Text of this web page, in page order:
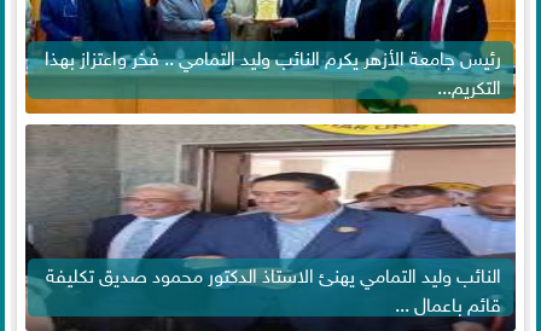
رئيس جامعة الأزهر يكرم النائب وليد التمامي .. فخر واعتزاز بهذا
التكريم...
النائب وليد التمامي يهنئ الاستاذ الدكتور محمود صديق تكليفة
قائم باعمال ...